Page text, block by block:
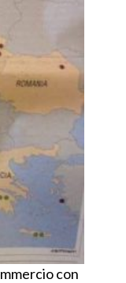
con